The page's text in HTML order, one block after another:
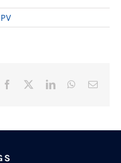
Facebook LinkedInWhatsApp
Correo